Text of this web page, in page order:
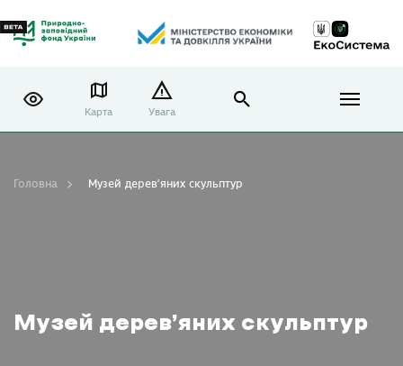
Карта Увага
Музей дерев’яних скульптур
Головна Музей дерев’яних скульптур